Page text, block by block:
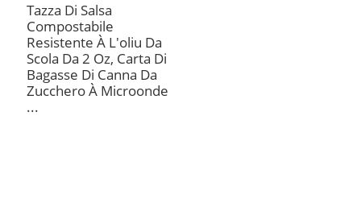
Tazza Di Salsa
Compostabile
Resistente À L'oliu Da
Scola Da 2 Oz, Carta Di
Bagasse Di Canna Da
Zucchero À Microonde
...